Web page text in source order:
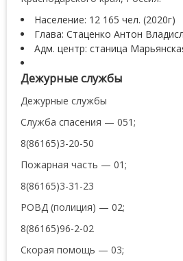
Население: 12 165 чел. (2020г)
Глава: Стаценко Антон
Адм. центр: станица
Дежурные службы
Дежурные службы
Служба спасения — 051;
8(86165)3-20-50
Пожарная часть — 01;
8(86165)3-31-23
РОВД (полиция) — 02;
8(86165)96-2-02
Скорая помощь — 03;